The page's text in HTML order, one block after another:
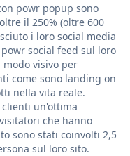
powr popup sono
il 250% (oltre 600
i loro social media
social feed sul loro
visivo per
come sono landing on
nella vita reale.
un'ottima
che hanno
sono stati coinvolti 2,5
sul loro sito.